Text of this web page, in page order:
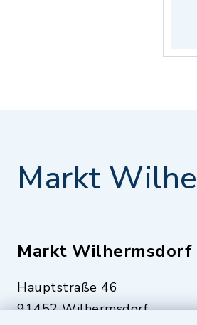
Markt
Markt Wilhermsdorf
Hauptstraße 46
91452 Wilhermsdorf